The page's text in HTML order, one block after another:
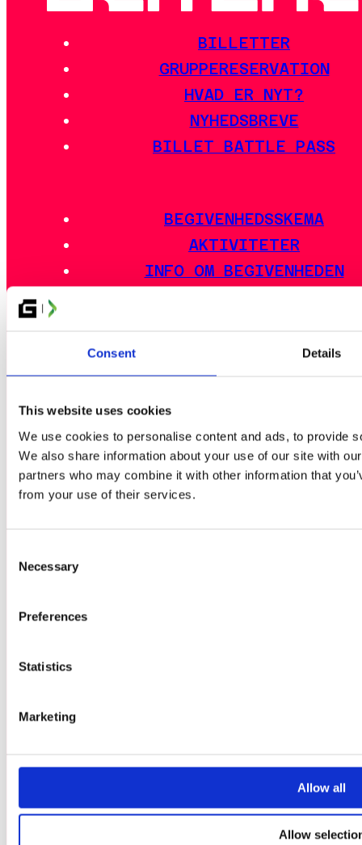
Consent Details
This website uses cookies
We use cookies to personalise content and ads, to provide
We also share information about your use of our site with
partners who may combine it with other information that
from your use of their services.
Selection
Necessary
Preferences
Statistics
Marketing
Allow all
Allow
BILLETTER
GRUPPERESERVATION
HVAD ER NYT?
NYHEDSBREVE
BILLET BATTLE PASS
BEGIVENHEDSSKEMA
AKTIVITETER
INFO OM BEGIVENHEDEN
INDKVARTERING
EVENTREGLER
OM ARRANGØRERNE